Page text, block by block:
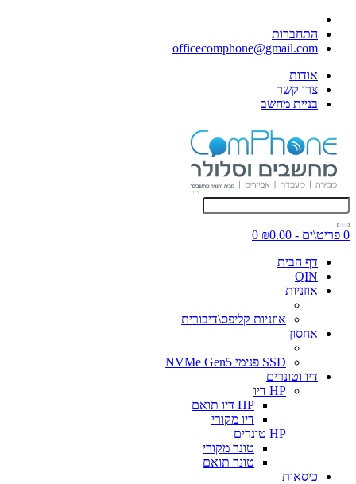
התחברות
officecomphone@gmail.com
אודות
צרו קשר
בניית מחשב
0 פריט\ים - ₪0.00
0
דף הבית
QIN
אוזניות
אוזניות קליפס\דיבורית
אחסון
SSD פנימי NVMe Gen5
דיו וטונרים
HP דיו
HP דיו תואם
דיו מקורי
HP טונרים
טונר מקורי
טונר תואם
כיסאות